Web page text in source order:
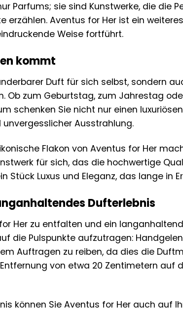
Parfums; sie sind Kunstwerke, die die
erzählen. Aventus for Her ist ein
Weise fortführt.
kommt
Duft für sich selbst, sondern
Ob zum Geburtstag, zum Jahrestag
schenken Sie nicht nur einen
Ausstrahlung.
Flakon von Aventus for Her
für sich, das die hochwertige
Stück Luxus und Eleganz, das lange in
Dufterlebnis
Her zu entfalten und ein
die Pulspunkte aufzutragen:
Auftragen zu reiben, da dies die
von etwa 20 Zentimetern auf
können Sie Aventus for Her auch auf